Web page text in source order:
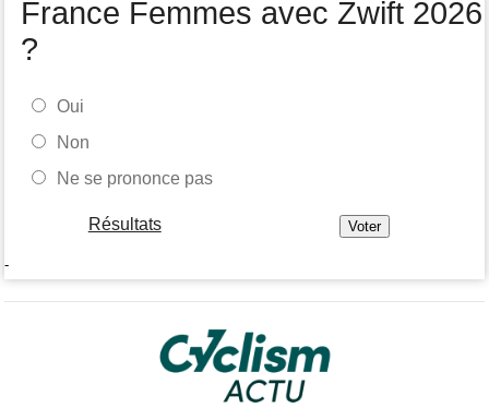
France Femmes avec Zwift 2026
?
Oui
Non
Ne se prononce pas
Résultats
-